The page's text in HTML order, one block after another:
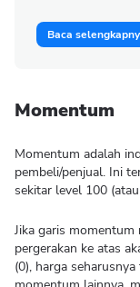
Baca
Momentum
Momentum adalah
pembeli/penjual. Ini
sekitar level 100
Jika garis
pergerakan ke atas
(0), harga